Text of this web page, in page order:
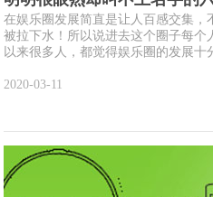
在娱乐圈发展简直是让人百感交集，
被拉下水！所以说进去这个圈子每个
以来很多人，都觉得娱乐圈的发展十
2020-03-11